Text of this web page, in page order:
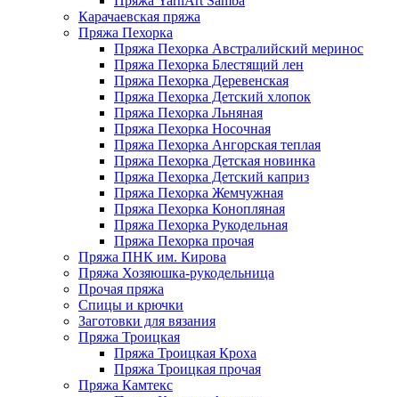
Карачаевская пряжа
Пряжа Пехорка
Пряжа Пехорка Австралийский меринос
Пряжа Пехорка Блестящий лен
Пряжа Пехорка Деревенская
Пряжа Пехорка Детский хлопок
Пряжа Пехорка Льняная
Пряжа Пехорка Носочная
Пряжа Пехорка Ангорская теплая
Пряжа Пехорка Детская новинка
Пряжа Пехорка Детский каприз
Пряжа Пехорка Жемчужная
Пряжа Пехорка Конопляная
Пряжа Пехорка Рукодельная
Пряжа Пехорка прочая
Пряжа ПНК им. Кирова
Пряжа Хозяюшка-рукодельница
Прочая пряжа
Спицы и крючки
Заготовки для вязания
Пряжа Троицкая
Пряжа Троицкая Кроха
Пряжа Троицкая прочая
Пряжа Камтекс